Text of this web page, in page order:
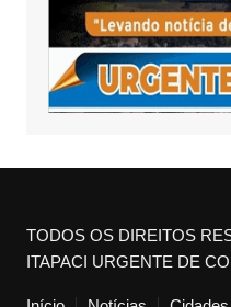
TODOS OS DIREITOS
ITAPACI URGENTE DE